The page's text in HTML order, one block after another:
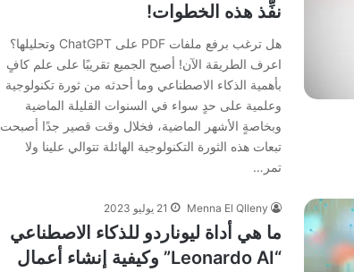
نفِّذ هذه الخطوات!
هل ترغب برفع ملفات PDF على ChatGPT وتحليلها؟
اعرف الطريقة الآن! أصبح الجميع تقريبًا على علم كافٍ
بأهمية الذكاء الاصطناعي وما أحدثه من ثورة تكنولوجية
وعلمية على حدٍ سواء في السنوات القليلة الماضية
وبخاصةٍ الأشهر الماضية، فخلال وقت قصير جدًا أصبحت
تبعات هذه الثورة التكنولوجية الهائلة تتوالي علينا ولا
تمر…
Menna El Qlleny 21 يوليو 2023
ما هي أداة ليوناردو للذكاء الاصطناعي
“Leonardo AI” وكيفية إنشاء أعمال